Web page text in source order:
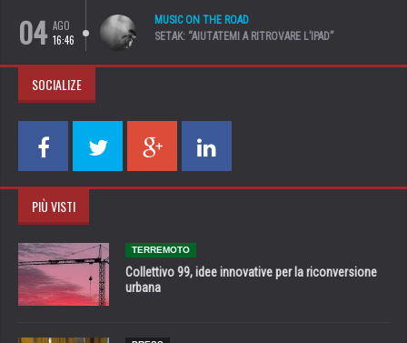
04 AGO
16:46
MUSIC ON THE ROAD
SETAK: “AIUTATEMI A RITROVARE L’IPAD”
SOCIALIZE
PIÙ VISTI
TERREMOTO
Collettivo 99, idee innovative per la riconversione
urbana